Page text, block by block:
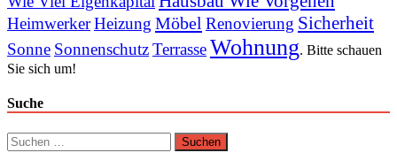
HeimwerkerHeizung Möbel Renovierung Sicherheit
Sonne SonnenschutzTerrasseWohnung. Bitte schauen
Sie sich um!
Suche
Suchen
nach: